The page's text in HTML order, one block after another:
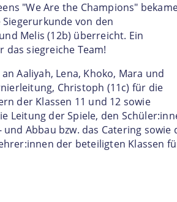
"We Are the Champions"
von den
Melis (12b) überreicht. Ein
siegreiche Team!
Aaliyah, Lena, Khoko, Mara und
Christoph (11c) für die
der Klassen 11 und 12 sowie
Leitung der Spiele, den
Abbau bzw. das Catering sowie
der beteiligten Klassen